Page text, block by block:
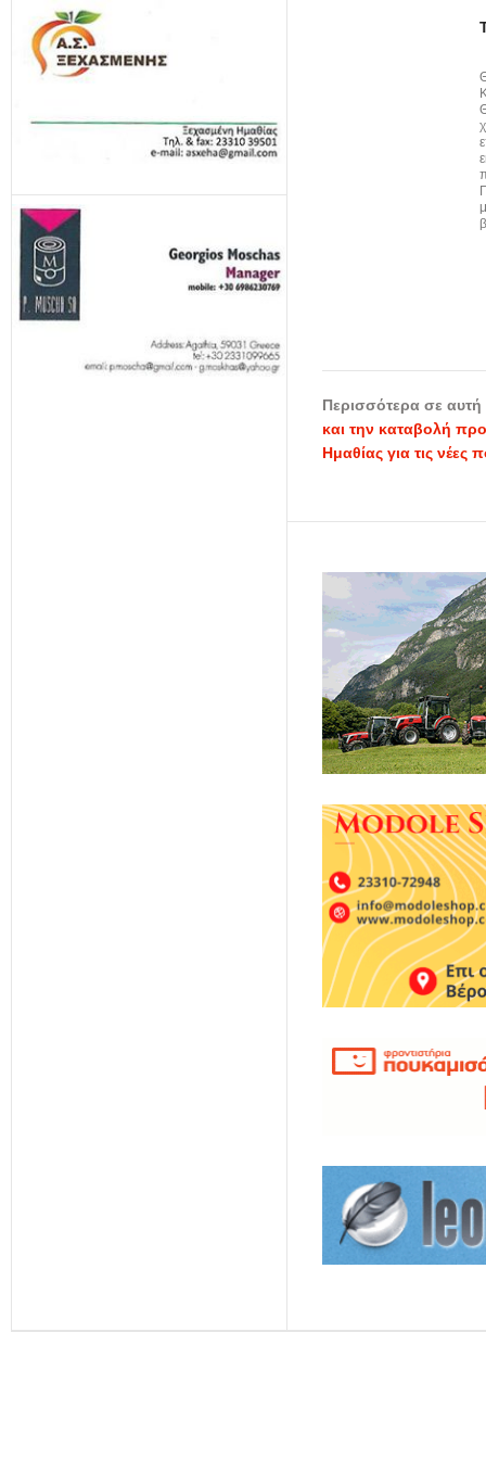
Περισσότερα σε αυτή
και την καταβολή
Ημαθίας για τις νέες